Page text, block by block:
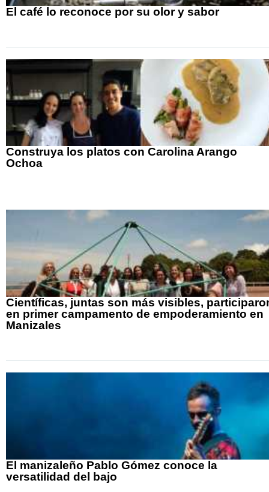
El café lo reconoce por su olor y sabor
Construya los platos con Carolina Arango
Ochoa
Científicas, juntas son más visibles,
en primer campamento de empoderamiento en
Manizales
El manizaleño Pablo Gómez conoce la
versatilidad del bajo